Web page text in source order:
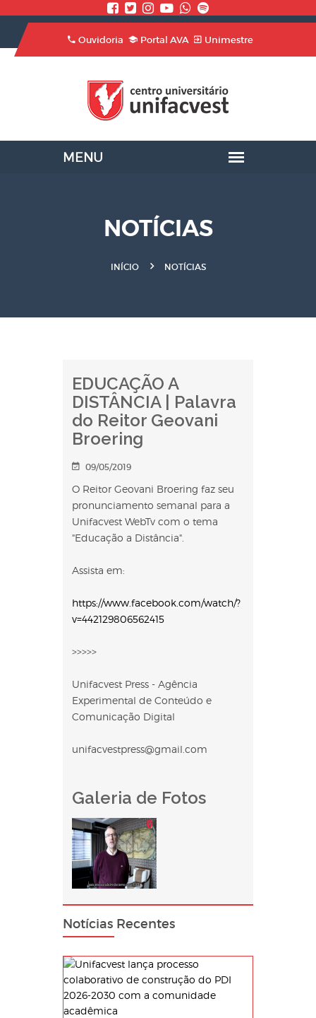
Ouvidoria Portal AVA Unimestre
NOTÍCIAS
INÍCIO NOTÍCIAS
EDUCAÇÃO A
DISTÂNCIA | Palavra
do Reitor Geovani
Broering
09/05/2019
O Reitor Geovani Broering faz seu
pronunciamento semanal para a
Unifacvest WebTv com o tema
"Educação a Distância".
Assista em:
https://www.facebook.com/watch/?
v=442129806562415
>>>>>
Unifacvest Press - Agência
Experimental de Conteúdo e
Comunicação Digital
unifacvestpress@gmail.com
Galeria de Fotos
Notícias Recentes